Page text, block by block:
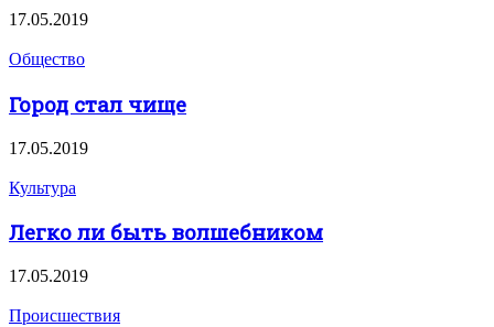
17.05.2019
Общество
Город стал чище
17.05.2019
Культура
Легко ли быть волшебником
17.05.2019
Происшествия